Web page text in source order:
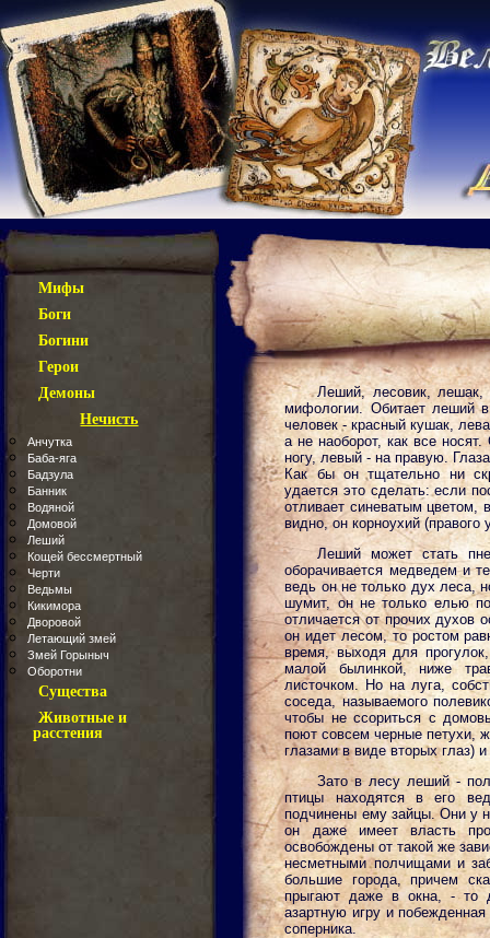
Мифы
Боги
Богини
Герои
Демоны
Нечисть
Анчутка
Баба-яга
Бадзула
Банник
Водяной
Домовой
Леший
Кощей бессмертный
Черти
Ведьмы
Кикимора
Дворовой
Летающий змей
Змей Горыныч
Оборотни
Существа
Животные и
расстения
Леший, лесовик, лешак,
мифологии. Обитает леший
человек - красный кушак,
а не наоборот, как все
ногу, левый - на правую.
Как бы он тщательно ни
удается это сделать: если
отливает синеватым цветом,
видно, он корноухий
Леший может стать
оборачивается медведем и
ведь он не только дух леса,
шумит, он не только елью
отличается от прочих
он идет лесом, то ростом
время, выходя для
малой былинкой, ниже
листочком. Но на луга,
соседа, называемого
чтобы не ссориться с
поют совсем черные петухи,
глазами в виде вторых глаз)
Зато в лесу леший -
птицы находятся в его
подчинены ему зайцы. Они у
он даже имеет власть
освобождены от такой же
несметными полчищами и
большие города, причем
прыгают даже в окна, - то
азартную игру и
соперника.